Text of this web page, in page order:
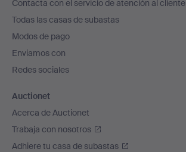
el
pie
de
página
Contacta con el servicio de atención al cliente
Todas las casas de subastas
Modos de pago
Enviamos con
Redes sociales
Auctionet
Acerca de Auctionet
Trabaja con nosotros
Adhiere tu casa de subastas